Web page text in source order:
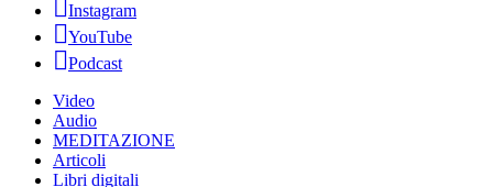
Instagram
YouTube
Podcast
Video
Audio
MEDITAZIONE
Articoli
Libri digitali